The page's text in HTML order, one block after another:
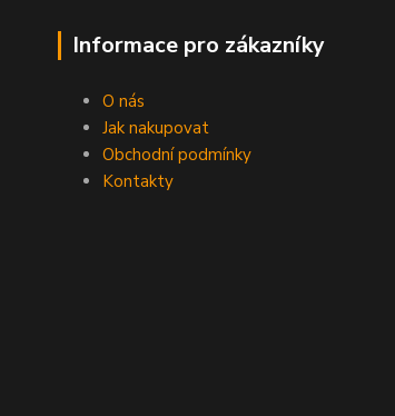
Informace pro zákazníky
O nás
Jak nakupovat
Obchodní podmínky
Kontakty